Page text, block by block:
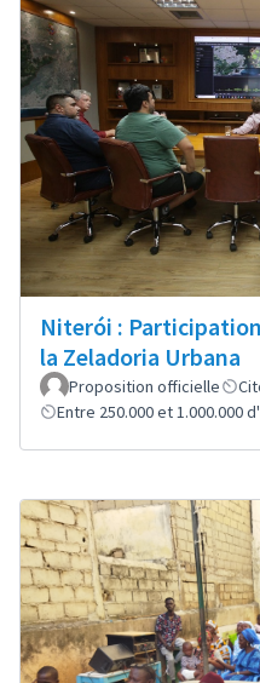
Niterói :
la Zeladoria Urbana
Proposition officielle
Entre 250.000 et 1.000.000